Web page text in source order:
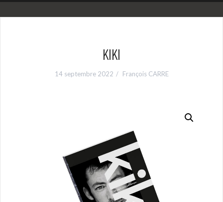
KIKI
14 septembre 2022 François CARRE